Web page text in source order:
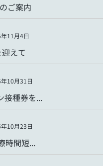
ご案内
11月4日
えて
10月31日
接種券を...
10月23日
時間短...